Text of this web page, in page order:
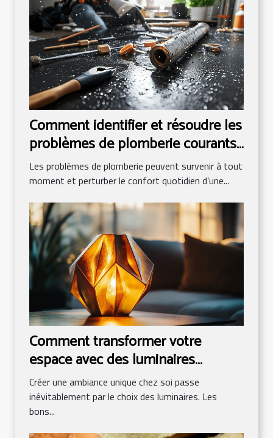
Comment identifier et résoudre les
problèmes de plomberie courants
?
Les problèmes de plomberie peuvent survenir à tout
moment et perturber le confort quotidien d’une...
Comment transformer votre
espace avec des luminaires
uniques ?
Créer une ambiance unique chez soi passe
inévitablement par le choix des luminaires. Les
bons...